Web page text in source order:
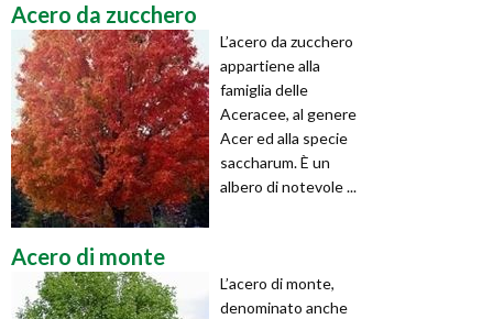
Acero da zucchero
L’acero da zucchero
appartiene alla
famiglia delle
Aceracee, al genere
Acer ed alla specie
saccharum. È un
albero di notevole ...
Acero di monte
L’acero di monte,
denominato anche